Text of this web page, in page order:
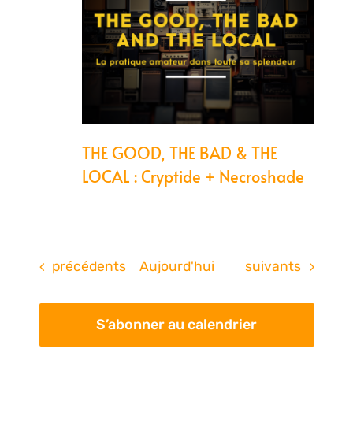
THE GOOD, THE BAD & THE
LOCAL : Cryptide + Necroshade
Évènements
précédents Aujourd'hui Évènements
suivants
S’abonner au calendrier